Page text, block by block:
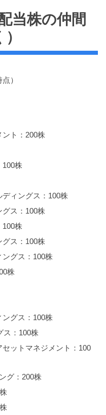
当株の仲間
）
ト：200株
株
ィングス：100株
ス：100株
株
ス：100株
グス：100株
株
グス：100株
：100株
ットマネジメント：100
グ：200株